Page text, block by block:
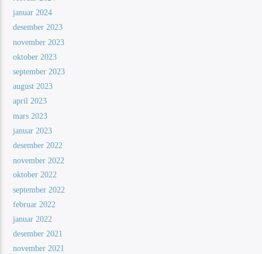
januar 2024
desember 2023
november 2023
oktober 2023
september 2023
august 2023
april 2023
mars 2023
januar 2023
desember 2022
november 2022
oktober 2022
september 2022
februar 2022
januar 2022
desember 2021
november 2021